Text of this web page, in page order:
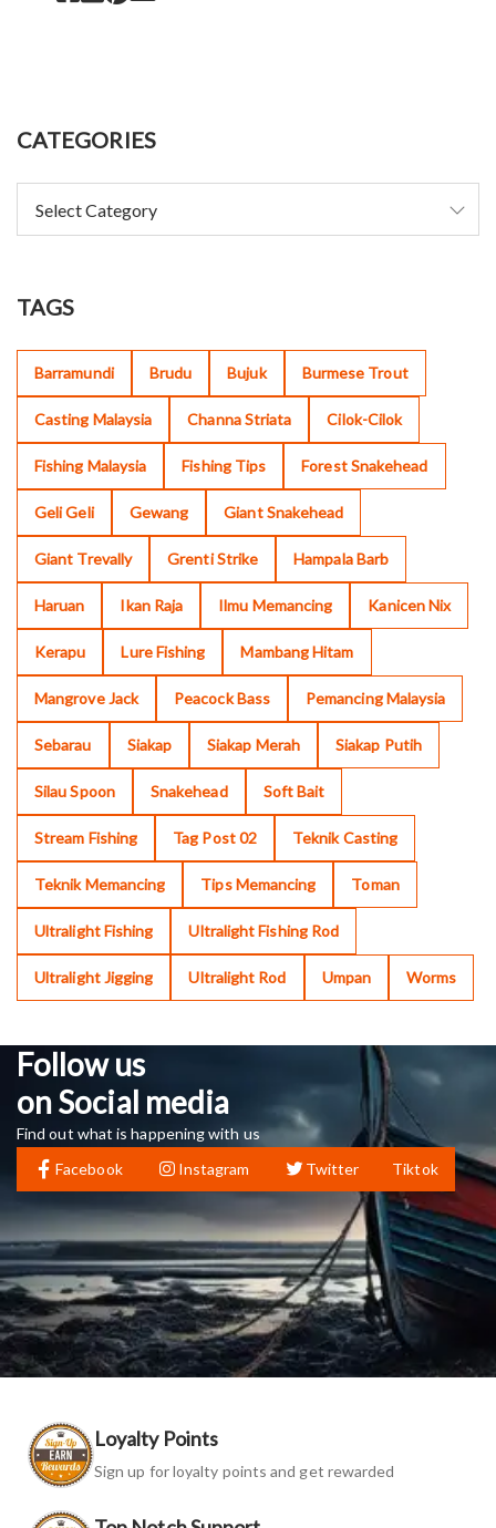
CATEGORIES
TAGS
Barramundi Brudu Bujuk Burmese Trout
Casting Malaysia Channa Striata Cilok-Cilok
Fishing Malaysia Fishing Tips Forest Snakehead
Geli Geli Gewang Giant Snakehead
Giant Trevally Grenti Strike Hampala Barb
Haruan Ikan Raja Ilmu Memancing Kanicen Nix
Kerapu Lure Fishing Mambang Hitam
Mangrove Jack Peacock Bass Pemancing Malaysia
Sebarau Siakap Siakap Merah Siakap Putih
Silau Spoon Snakehead Soft Bait
Stream Fishing Tag Post 02 Teknik Casting
Teknik Memancing Tips Memancing Toman
Ultralight Fishing Ultralight Fishing Rod
Ultralight Jigging Ultralight Rod Umpan Worms
Follow us
on Social media
Find out what is happening with us
Facebook
Instagram Twitter Tiktok
Loyalty Points
Sign up for loyalty points and get rewarded